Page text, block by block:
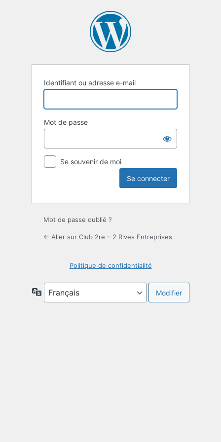
Identifiant ou adresse e-mail
Mot de passe
Se souvenir de moi
Mot de passe oublié ?
← Aller sur Club 2re – 2 Rives Entreprises
Politique de confidentialité
Langue